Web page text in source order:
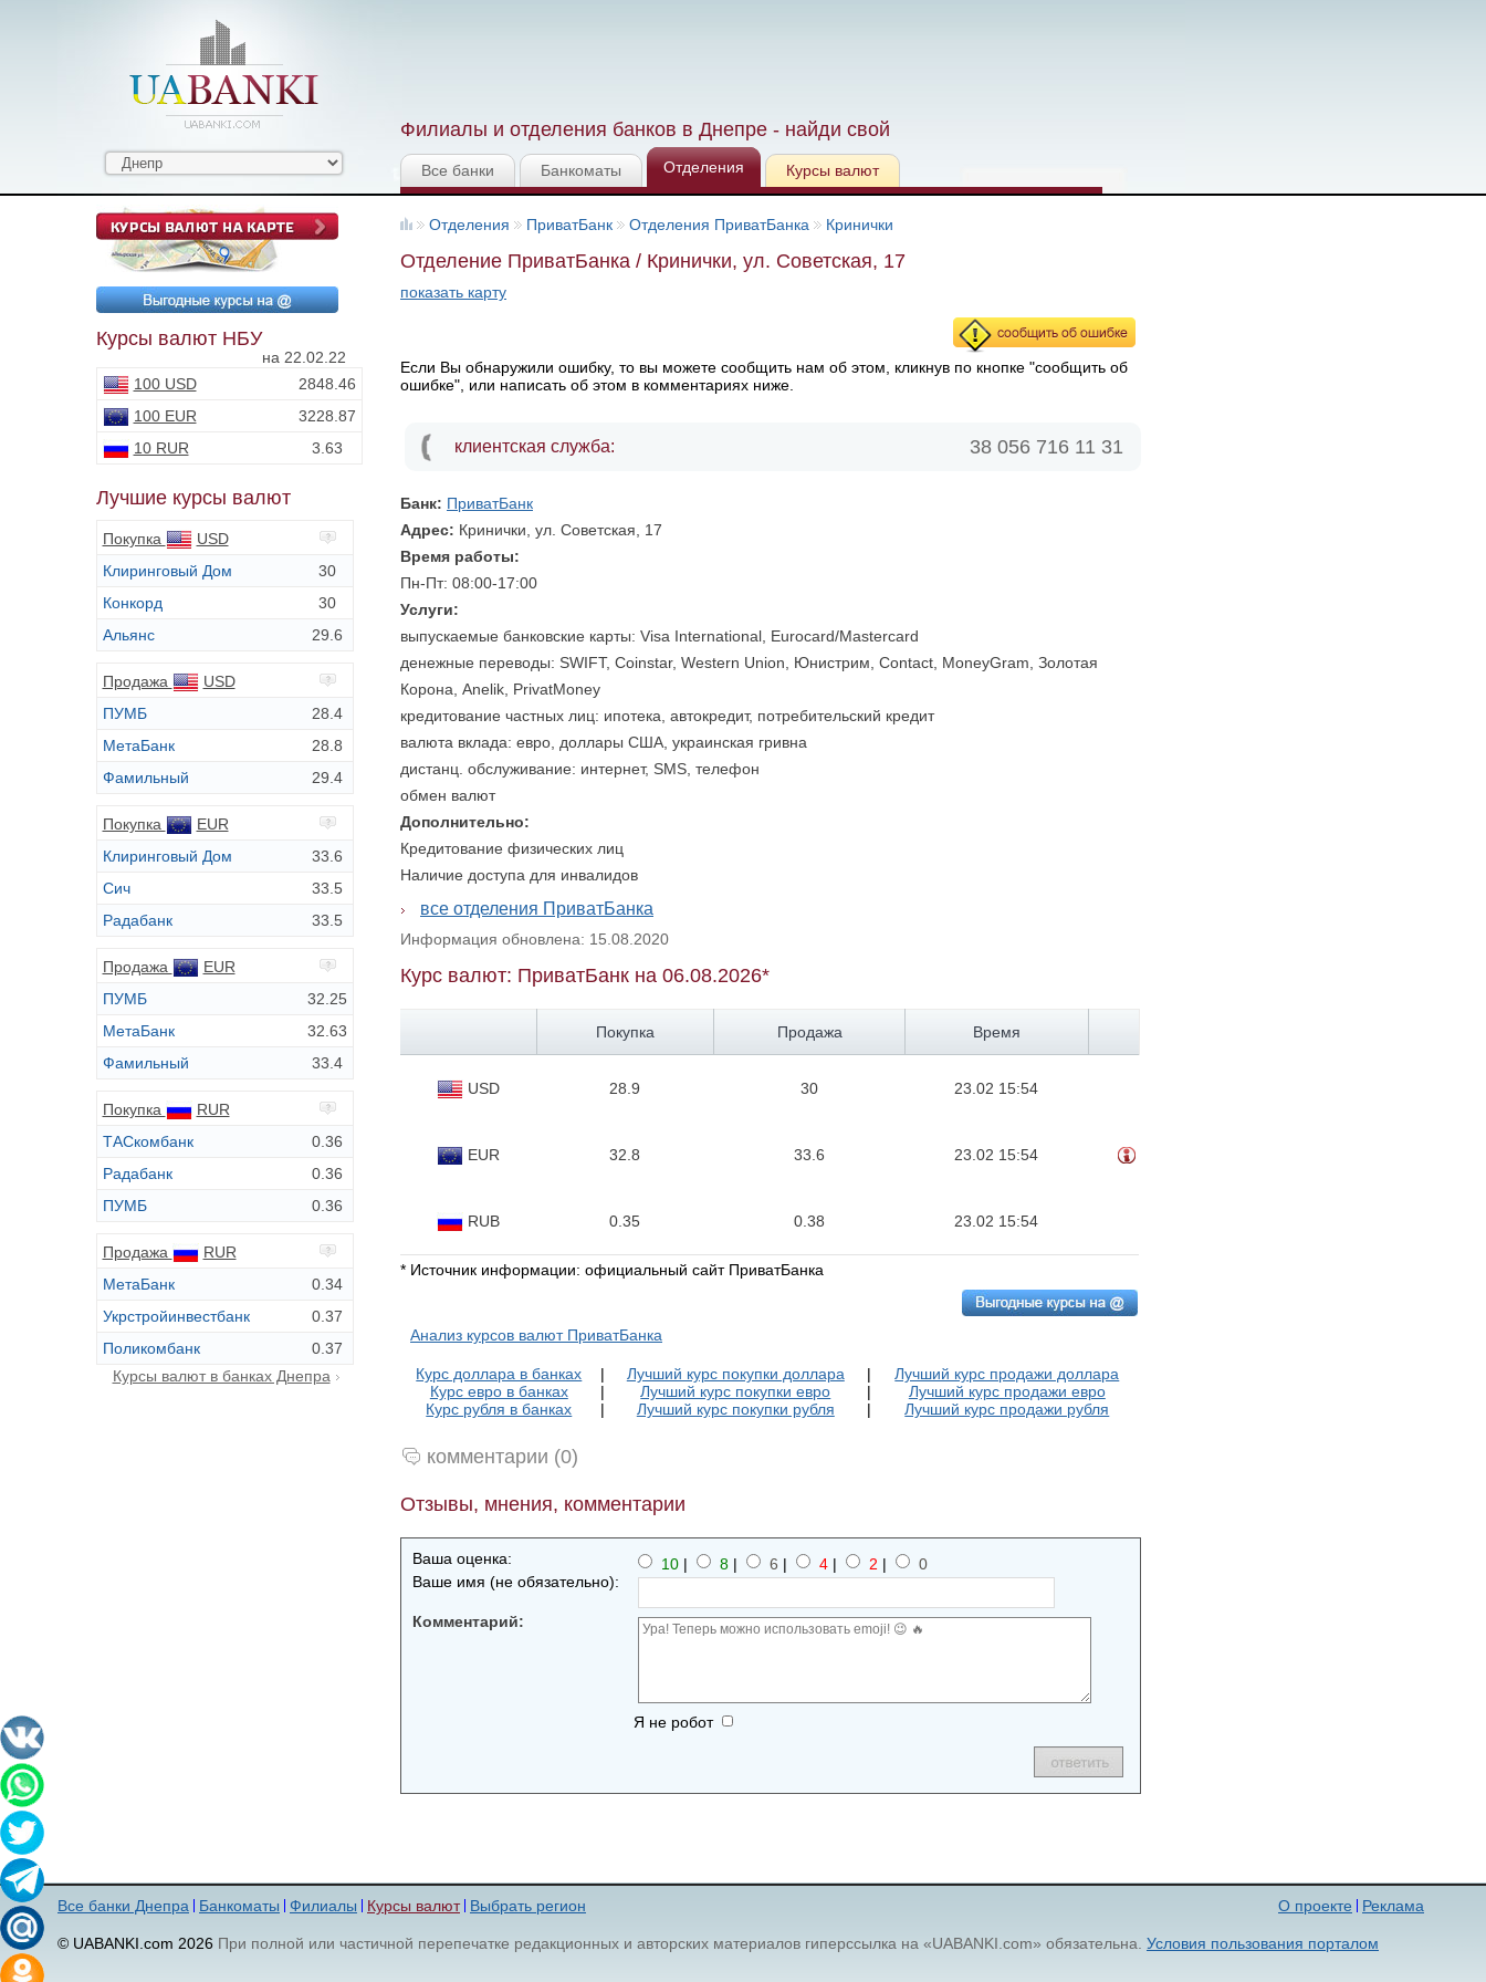
Филиалы и отделения банков в Днепре - найди свой
Все банки Банкоматы Отделения Курсы валют
Курсы валют НБУ
на 22.02.22
100 USD
2848.46
100 EUR
3228.87
10 RUR
3.63
Лучшие курсы валют
Покупка
USD
Клиринговый Дом
30
Конкорд
30
Альянс
29.6
Продажа
USD
ПУМБ
28.4
МетаБанк
28.8
Фамильный
29.4
Покупка
EUR
Клиринговый Дом
33.6
Сич
33.5
Радабанк
33.5
Продажа
EUR
ПУМБ
32.25
МетаБанк
32.63
Фамильный
33.4
Покупка
RUR
ТАСкомбанк
0.36
Радабанк
0.36
ПУМБ
0.36
Продажа
RUR
МетаБанк
0.34
Укрстройинвестбанк
0.37
Поликомбанк
0.37
Курсы валют в банках Днепра
Отделения ПриватБанк Отделения ПриватБанка Кринички
Отделение ПриватБанка / Кринички, ул. Советская, 17
показать карту
Если Вы обнаружили ошибку, то вы можете сообщить нам об этом, кликнув по кнопке "сообщить об
ошибке", или написать об этом в комментариях ниже.
клиентская служба: 38 056 716 11 31
Банк: ПриватБанк
Адрес: Кринички, ул. Советская, 17
Время работы:
Пн-Пт: 08:00-17:00
Услуги:
выпускаемые банковские карты: Visa International, Eurocard/Mastercard
денежные переводы: SWIFT, Coinstar, Western Union, Юнистрим, Contact, MoneyGram, Золотая
Корона, Anelik, PrivatMoney
кредитование частных лиц: ипотека, автокредит, потребительский кредит
валюта вклада: евро, доллары США, украинская гривна
дистанц. обслуживание: интернет, SMS, телефон
обмен валют
Дополнительно:
Кредитование физических лиц
Наличие доступа для инвалидов
все отделения ПриватБанка
Информация обновлена: 15.08.2020
Курс валют: ПриватБанк на 06.08.2026*
Покупка Продажа Время
USD 28.9 30 23.02 15:54
EUR 32.8 33.6 23.02 15:54
RUB 0.35 0.38 23.02 15:54
* Источник информации: официальный сайт ПриватБанка
Анализ курсов валют ПриватБанка
Курс доллара в банках | Лучший курс покупки доллара |
Лучший курс продажи доллара
Курс евро в банках
| Лучший курс покупки евро |
Лучший курс продажи евро
Курс рубля в банках
| Лучший курс покупки рубля | Лучший курс продажи рубля
комментарии (0)
Отзывы, мнения, комментарии
Ваша оценка: 10 | 8 | 6 | 4 | 2 |
0
Ваше имя (не обязательно):
Комментарий:
Я не робот
Реклама
О проекте
Все банки Днепра Банкоматы Филиалы Курсы валют Выбрать регион
© UABANKI.com 2026 При полной или частичной перепечатке редакционных и авторских материалов гиперссылка на «UABANKI.com» обязательна. Условия пользования порталом